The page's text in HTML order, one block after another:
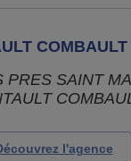
COMBAULT
PRES SAINT
l'agence